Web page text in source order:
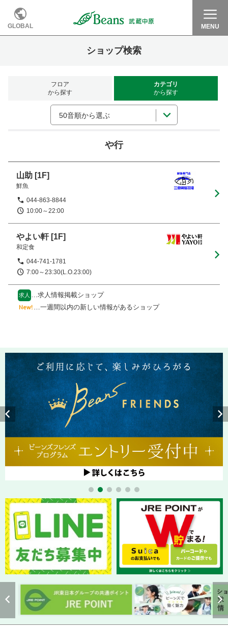
GLOBAL MENU
ショップ検索
フロア
から探す
カテゴリ
から探す
50音順から選ぶ
や行
山助 [1F]
鮮魚
044-863-8844
10:00～22:00
やよい軒[1F]
和定食
044-741-1781
7:00～23:30(L.O.23:00)
求人 …求人情報掲載ショップ
New! …一週間以内の新しい情報があるショップ